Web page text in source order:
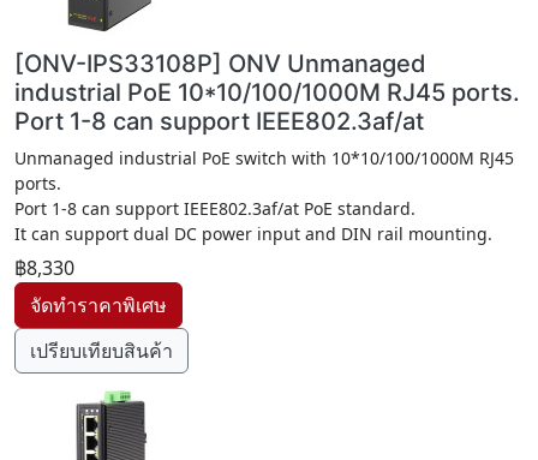
[ONV-IPS33108P] ONV Unmanaged
industrial PoE 10*10/100/1000M RJ45 ports.
Port 1-8 can support IEEE802.3af/at
Unmanaged industrial PoE switch with 10*10/100/1000M RJ45
ports.
Port 1-8 can support IEEE802.3af/at PoE standard.
It can support dual DC power input and DIN rail mounting.
฿8,330
เปรียบเทียบสินค้า